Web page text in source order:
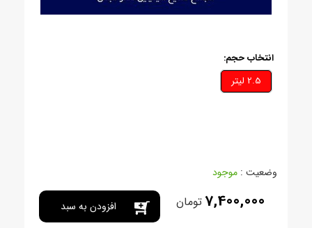
انتخاب حجم:
وضعیت : موجود
7,400,000تومان افزودن به سبد